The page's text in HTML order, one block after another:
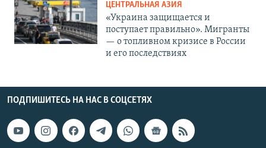
ЦЕНТРАЛЬНАЯ АЗИЯ
«Украина защищается и
поступает правильно». Мигранты
— о топливном кризисе в России
и его последствиях
ПОДПИШИТЕСЬ НА НАС В СОЦСЕТЯХ